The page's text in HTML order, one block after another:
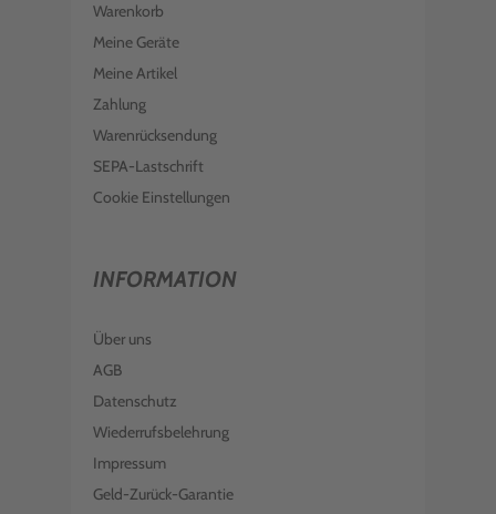
Warenkorb
Meine Geräte
Meine Artikel
Zahlung
Warenrücksendung
SEPA-Lastschrift
Cookie Einstellungen
INFORMATION
Über uns
AGB
Datenschutz
Wiederrufsbelehrung
Impressum
Geld-Zurück-Garantie